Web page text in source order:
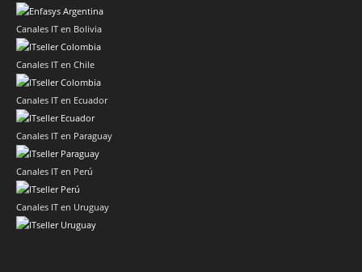
Canales IT en Bolivia
Canales IT en Chile
Canales IT en Ecuador
Canales IT en Paraguay
Canales IT en Perú
Canales IT en Uruguay